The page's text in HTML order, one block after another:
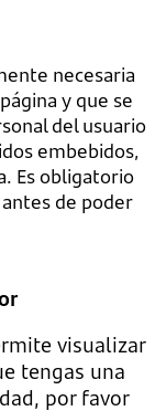
necesaria
y que se
del usuario
embebidos,
Es obligatorio
de poder
visualizar
tengas una
por favor